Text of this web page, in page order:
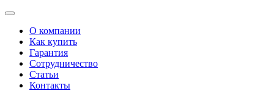
О компании
Как купить
Гарантия
Сотрудничество
Статьи
Контакты